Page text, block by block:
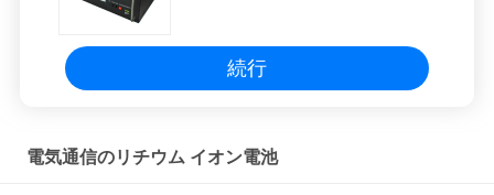
続行
電気通信のリチウム イオン電池